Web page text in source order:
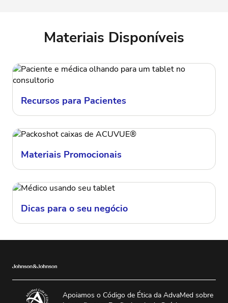
Materiais Disponíveis
Recursos para Pacientes
Materiais Promocionais
Dicas para o seu negócio
Apoiamos o Código de Ética da AdvaMed sobre